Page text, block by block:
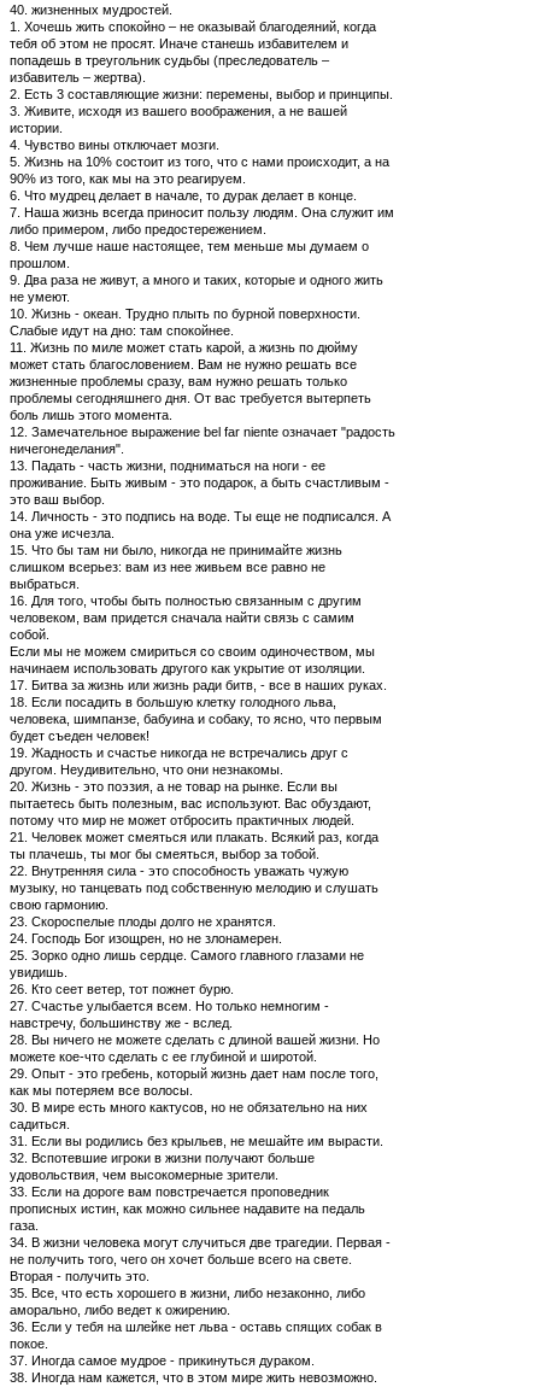
40. жизненных мудростей.
1. Хочешь жить спокойно – не оказывай благодеяний, когда
тебя об этом не просят. Иначе станешь избавителем и
попадешь в треугольник судьбы (преследователь –
избавитель – жертва).
2. Есть 3 составляющие жизни: перемены, выбор и принципы.
3. Живите, исходя из вашего воображения, а не вашей
истории.
4. Чувство вины отключает мозги.
5. Жизнь на 10% состоит из того, что с нами происходит, а на
90% из того, как мы на это реагируем.
6. Что мудрец делает в начале, то дурак делает в конце.
7. Наша жизнь всегда приносит пользу людям. Она служит им
либо примером, либо предостережением.
8. Чем лучше наше настоящее, тем меньше мы думаем о
прошлом.
9. Два раза не живут, а много и таких, которые и одного жить
не умеют.
10. Жизнь - океан. Трудно плыть по бурной поверхности.
Слабые идут на дно: там спокойнее.
11. Жизнь по миле может стать карой, а жизнь по дюйму
может стать благословением. Вам не нужно решать все
жизненные проблемы сразу, вам нужно решать только
проблемы сегодняшнего дня. От вас требуется вытерпеть
боль лишь этого момента.
12. Замечательное выражение bel far niente означает "радость
ничегонеделания".
13. Падать - часть жизни, подниматься на ноги - ее
проживание. Быть живым - это подарок, а быть счастливым -
это ваш выбор.
14. Личность - это подпись на воде. Ты еще не подписался. А
она уже исчезла.
15. Что бы там ни было, никогда не принимайте жизнь
слишком всерьез: вам из нее живьем все равно не
выбраться.
16. Для того, чтобы быть полностью связанным с другим
человеком, вам придется сначала найти связь с самим
собой.
Если мы не можем смириться со своим одиночеством, мы
начинаем использовать другого как укрытие от изоляции.
17. Битва за жизнь или жизнь ради битв, - все в наших руках.
18. Если посадить в большую клетку голодного льва,
человека, шимпанзе, бабуина и собаку, то ясно, что первым
будет съеден человек!
19. Жадность и счастье никогда не встречались друг с
другом. Неудивительно, что они незнакомы.
20. Жизнь - это поэзия, а не товар на рынке. Если вы
пытаетесь быть полезным, вас используют. Вас обуздают,
потому что мир не может отбросить практичных людей.
21. Человек может смеяться или плакать. Всякий раз, когда
ты плачешь, ты мог бы смеяться, выбор за тобой.
22. Внутренняя сила - это способность уважать чужую
музыку, но танцевать под собственную мелодию и слушать
свою гармонию.
23. Скороспелые плоды долго не хранятся.
24. Господь Бог изощрен, но не злонамерен.
25. Зорко одно лишь сердце. Самого главного глазами не
увидишь.
26. Кто сеет ветер, тот пожнет бурю.
27. Счастье улыбается всем. Но только немногим -
навстречу, большинству же - вслед.
28. Вы ничего не можете сделать с длиной вашей жизни. Но
можете кое-что сделать с ее глубиной и широтой.
29. Опыт - это гребень, который жизнь дает нам после того,
как мы потеряем все волосы.
30. В мире есть много кактусов, но не обязательно на них
садиться.
31. Если вы родились без крыльев, не мешайте им вырасти.
32. Вспотевшие игроки в жизни получают больше
удовольствия, чем высокомерные зрители.
33. Если на дороге вам повстречается проповедник
прописных истин, как можно сильнее надавите на педаль
газа.
34. В жизни человека могут случиться две трагедии. Первая -
не получить того, чего он хочет больше всего на свете.
Вторая - получить это.
35. Все, что есть хорошего в жизни, либо незаконно, либо
аморально, либо ведет к ожирению.
36. Если у тебя на шлейке нет льва - оставь спящих собак в
покое.
37. Иногда самое мудрое - прикинуться дураком.
38. Иногда нам кажется, что в этом мире жить невозможно.